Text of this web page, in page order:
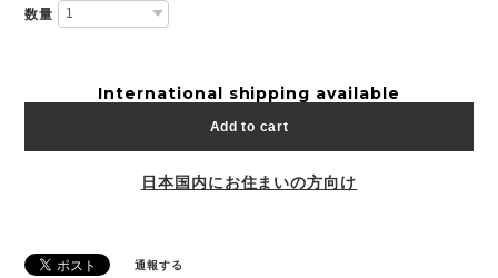
数量
International shipping available
Add to cart
日本国内にお住まいの方向け
通報する